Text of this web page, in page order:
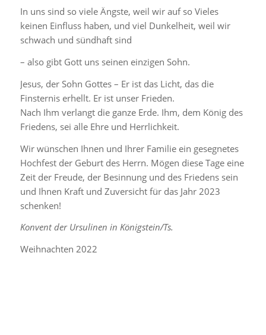
In uns sind so viele Ängste, weil wir auf so Vieles
keinen Einfluss haben, und viel Dunkelheit, weil wir
schwach und sündhaft sind
– also gibt Gott uns seinen einzigen Sohn.
Jesus, der Sohn Gottes – Er ist das Licht, das die
Finsternis erhellt. Er ist unser Frieden.
Nach Ihm verlangt die ganze Erde. Ihm, dem König des
Friedens, sei alle Ehre und Herrlichkeit.
Wir wünschen Ihnen und Ihrer Familie ein gesegnetes
Hochfest der Geburt des Herrn. Mögen diese Tage eine
Zeit der Freude, der Besinnung und des Friedens sein
und Ihnen Kraft und Zuversicht für das Jahr 2023
schenken!
Konvent der Ursulinen in Königstein/Ts.
Weihnachten 2022